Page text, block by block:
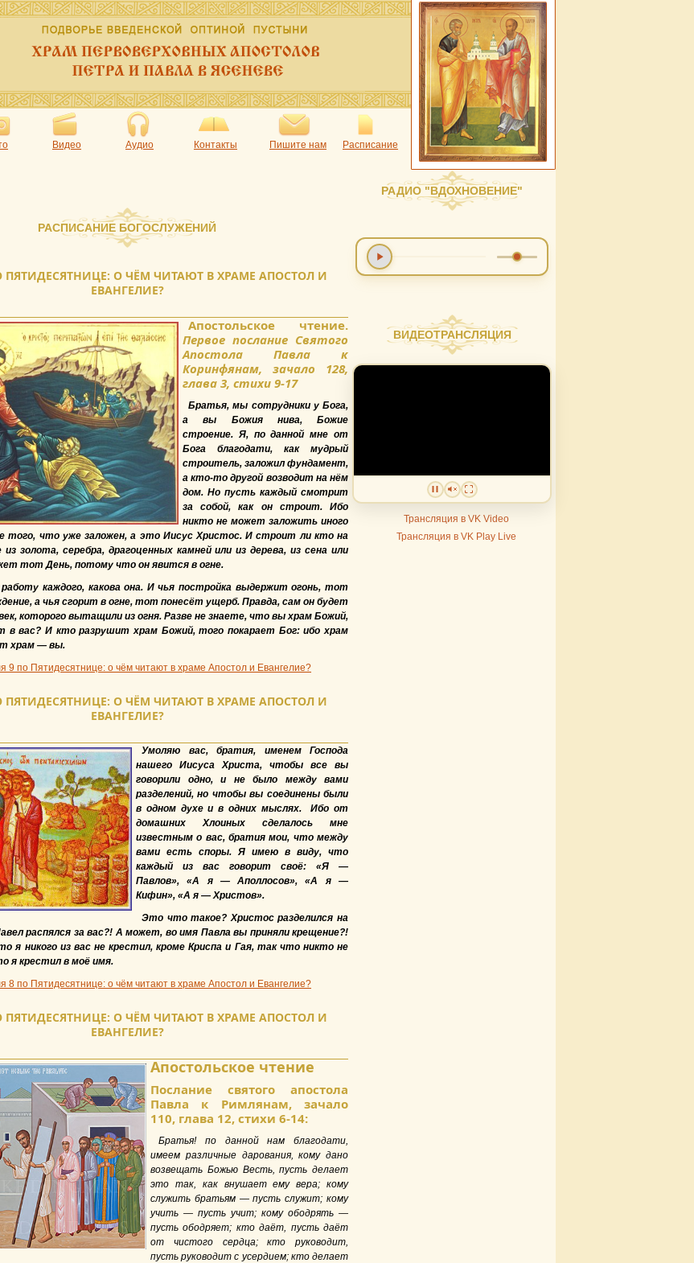
Видео Аудио Контакты Пишите нам Расписание
РАСПИСАНИЕ БОГОСЛУЖЕНИЙ
ПЯТИДЕСЯТНИЦЕ: О ЧЁМ ЧИТАЮТ В ХРАМЕ АПОСТОЛ И
ЕВАНГЕЛИЕ?
Апостольское чтение.
Первое послание Святого
Апостола Павла к
Коринфянам, зачало 128,
глава 3, стихи 9-17
Братья, мы сотрудники у Бога,
а вы Божия нива, Божие
строение. Я, по данной мне от
Бога благодати, как мудрый
строитель, заложил фундамент,
а кто-то другой возводит на нём
дом. Но пусть каждый смотрит
за собой, как он строит. Ибо
никто не может заложить иного
того, что уже заложен, а это Иисус Христос. И строит ли кто на
золота, серебра, драгоценных камней или из дерева, из сена или
тот День, потому что он явится в огне.
каждого, какова она. И чья постройка выдержит огонь, тот
а чья сгорит в огне, тот понесёт ущерб. Правда, сам он будет
которого вытащили из огня. Разве не знаете, что вы храм Божий,
в вас? И кто разрушит храм Божий, того покарает Бог: ибо храм
храм — вы.
9 по Пятидесятнице: о чём читают в храме Апостол и Евангелие?
ПЯТИДЕСЯТНИЦЕ: О ЧЁМ ЧИТАЮТ В ХРАМЕ АПОСТОЛ И
ЕВАНГЕЛИЕ?
Умоляю вас, братия, именем Господа
нашего Иисуса Христа, чтобы все вы
говорили одно, и не было между вами
разделений, но чтобы вы соединены были
в одном духе и в одних мыслях. Ибо от
домашних Хлоиных сделалось мне
известным о вас, братия мои, что между
вами есть споры. Я имею в виду, что
каждый из вас говорит своё: «Я —
Павлов», «А я — Аполлосов», «А я —
Кифин», «А я — Христов».
Это что такое? Христос разделился на
распялся за вас?! А может, во имя Павла вы приняли крещение?!
я никого из вас не крестил, кроме Криспа и Гая, так что никто не
я крестил в моё имя.
8 по Пятидесятнице: о чём читают в храме Апостол и Евангелие?
ПЯТИДЕСЯТНИЦЕ: О ЧЁМ ЧИТАЮТ В ХРАМЕ АПОСТОЛ И
ЕВАНГЕЛИЕ?
Апостольское чтение
Послание святого апостола
Павла к Римлянам, зачало
110, глава 12, стихи 6-14:
Братья! по данной нам благодати,
имеем различные дарования, кому дано
возвещать Божью Весть, пусть делает
это так, как внушает ему вера; кому
служить братьям — пусть служит; кому
учить — пусть учит; кому ободрять —
пусть ободряет; кто даёт, пусть даёт
от чистого сердца; кто руководит,
пусть руководит с усердием; кто делает
РАДИО "ВДОХНОВЕНИЕ"
ВИДЕОТРАНСЛЯЦИЯ
Трансляция в VK Video
Трансляция в VK Play Live